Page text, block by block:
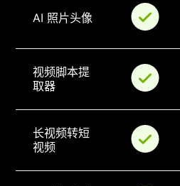
AI 照片头像
视频脚本提
取器
长视频转短
视频